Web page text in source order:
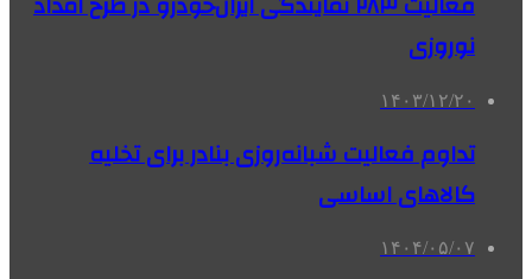
نوروزی
۱۴۰۳/۱۲/۲۰
تداوم فعالیت شبانه‌روزی بنادر برای تخلیه
کالاهای اساسی
۱۴۰۴/۰۵/۰۷